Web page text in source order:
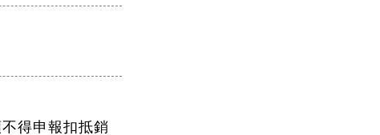
得申報扣抵銷